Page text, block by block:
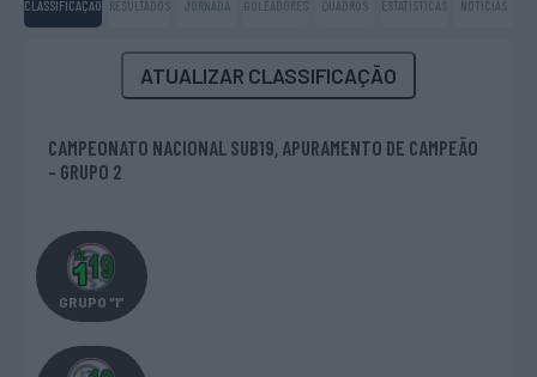
CLASSIFICAÇÃO RESULTADOS JORNADA GOLEADORES QUADROS ESTATÍSTICAS NOTICIAS
ATUALIZAR CLASSIFICAÇÃO
CAMPEONATO NACIONAL SUB19, APURAMENTO DE CAMPEÃO
- GRUPO 2
GRUPO “1”